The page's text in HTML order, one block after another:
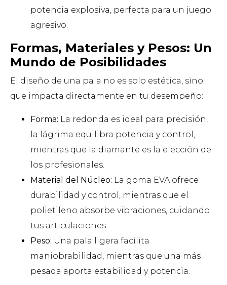
potencia explosiva, perfecta para un juego
agresivo.
Formas, Materiales y Pesos: Un
Mundo de Posibilidades
El diseño de una pala no es solo estética, sino
que impacta directamente en tu desempeño:
Forma: La redonda es ideal para precisión,
la lágrima equilibra potencia y control,
mientras que la diamante es la elección de
los profesionales.
Material del Núcleo: La goma EVA ofrece
durabilidad y control, mientras que el
polietileno absorbe vibraciones, cuidando
tus articulaciones.
Peso: Una pala ligera facilita
maniobrabilidad, mientras que una más
pesada aporta estabilidad y potencia.